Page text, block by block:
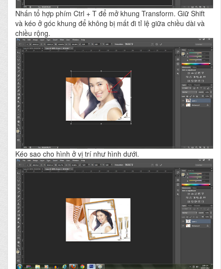
Nhấn tổ hợp phím Ctrl + T để mở khung Transform. Giữ Shift
và kéo ở góc khung để không bị mất đi tỉ lệ giữa chiều dài và
chiều rộng.
Kéo sao cho hình ở vị trí như hình dưới.